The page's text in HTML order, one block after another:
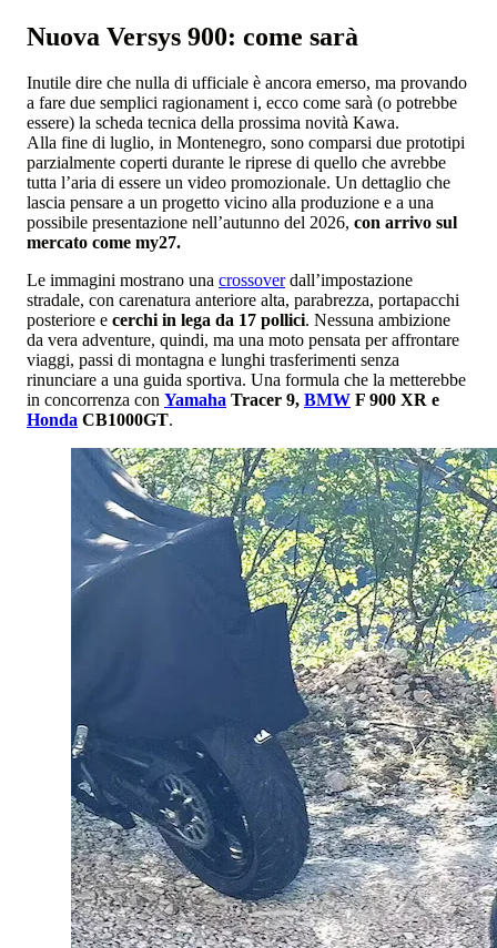
Nuova Versys 900: come sarà
Inutile dire che nulla di ufficiale è ancora emerso, ma provando
a fare due semplici ragionament i, ecco come sarà (o potrebbe
essere) la scheda tecnica della prossima novità Kawa.
Alla fine di luglio, in Montenegro, sono comparsi due prototipi
parzialmente coperti durante le riprese di quello che avrebbe
tutta l’aria di essere un video promozionale. Un dettaglio che
lascia pensare a un progetto vicino alla produzione e a una
possibile presentazione nell’autunno del 2026, con arrivo sul
mercato come my27.
Le immagini mostrano una crossoverdall’impostazione
stradale, con carenatura anteriore alta, parabrezza, portapacchi
posteriore e cerchi in lega da 17 pollici. Nessuna ambizione
da vera adventure, quindi, ma una moto pensata per affrontare
viaggi, passi di montagna e lunghi trasferimenti senza
rinunciare a una guida sportiva. Una formula che la metterebbe
in concorrenza con Yamaha Tracer 9, BMW F 900 XR e
Honda CB1000GT.